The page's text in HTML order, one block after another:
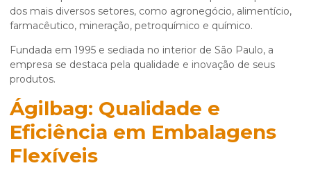
dos mais diversos setores, como agronegócio, alimentício,
farmacêutico, mineração, petroquímico e químico.
Fundada em 1995 e sediada no interior de São Paulo, a
empresa se destaca pela qualidade e inovação de seus
produtos.
Ágilbag: Qualidade e
Eficiência em Embalagens
Flexíveis